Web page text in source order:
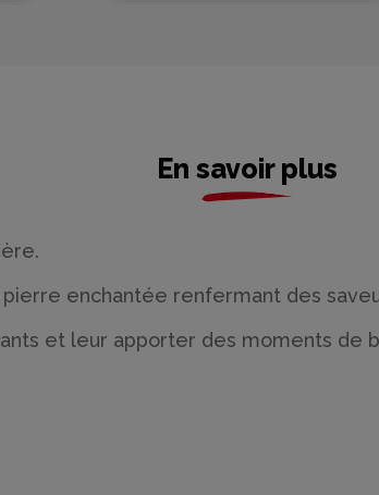
En savoir plus
enchantée renfermant des
et leur apporter des moments de